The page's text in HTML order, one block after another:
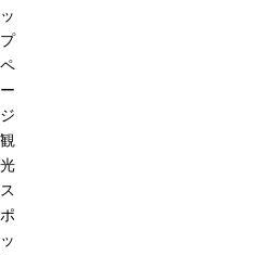
ッ
プ
ペ
ー
ジ
観
光
ス
ポ
ッ